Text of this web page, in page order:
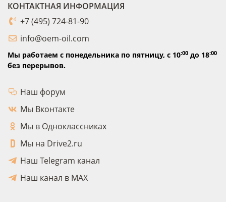
КОНТАКТНАЯ ИНФОРМАЦИЯ
+7 (495) 724-81-90
info@oem-oil.com
Мы работаем с понедельника по пятницу, с 10:00 до 18:00
без перерывов.
Наш форум
Мы Вконтакте
Мы в Одноклассниках
Мы на Drive2.ru
Наш Telegram канал
Наш канал в MAX